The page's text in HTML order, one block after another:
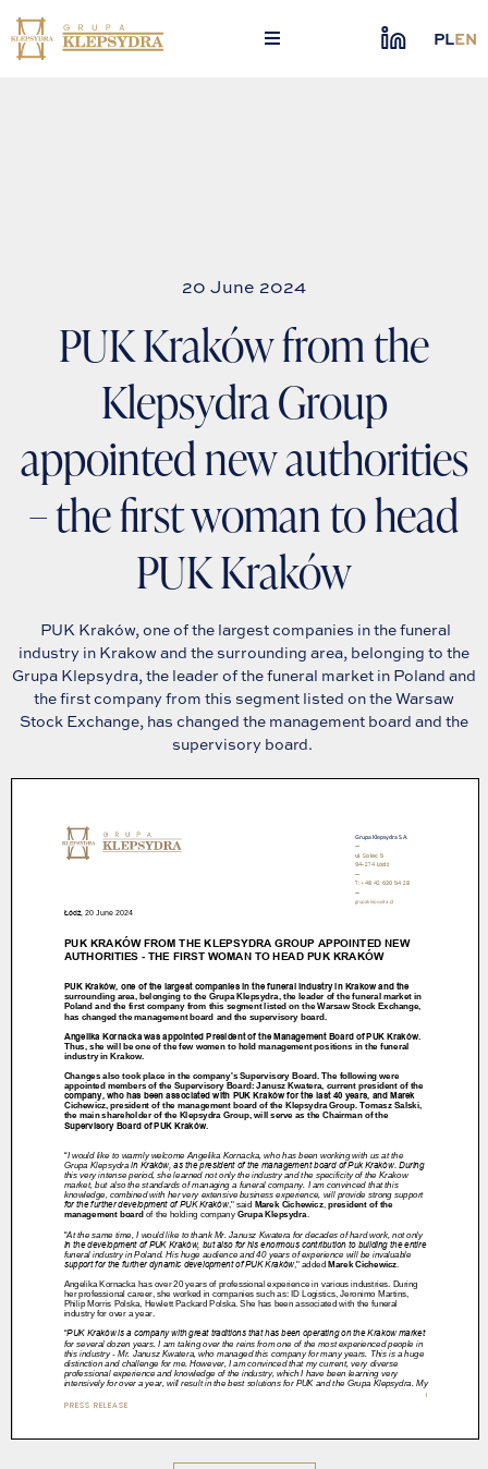
Skip
to
content
PLEN
20 June 2024
PUK Kraków from the
Klepsydra Group
appointed new authorities
– the first woman to head
PUK Kraków
PUK Kraków, one of the largest companies in the funeral
industry in Krakow and the surrounding area, belonging to the
Grupa Klepsydra, the leader of the funeral market in Poland and
the first company from this segment listed on the Warsaw
Stock Exchange, has changed the management board and the
supervisory board.